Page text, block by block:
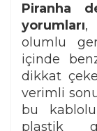
Piranha
yorumları,
olumlu
içinde
dikkat
verimli
bu
plastik